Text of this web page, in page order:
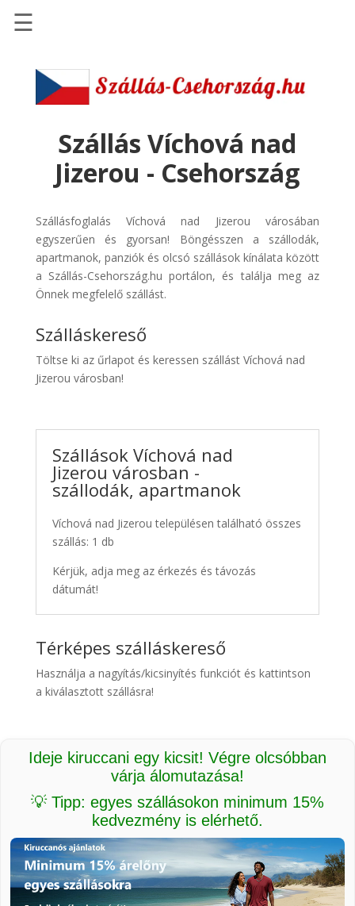
Szállások
Szállásinfo.eu
Repülőjegy
pénzvisszatérítéssel
Discover
Cars
Transzfer
Kiwi
Taxi
☰
Szállás Víchová nad
Jizerou - Csehország
Szállásfoglalás Víchová nad Jizerou városában
egyszerűen és gyorsan! Böngésszen a szállodák,
apartmanok, panziók és olcsó szállások kínálata között
a Szállás-Csehország.hu portálon, és találja meg az
Önnek megfelelő szállást.
Szálláskereső
Töltse ki az űrlapot és keressen szállást Víchová nad
Jizerou városban!
Szállások Víchová nad
Jizerou városban -
szállodák, apartmanok
Víchová nad Jizerou településen található összes
szállás: 1 db
Kérjük, adja meg az érkezés és távozás
dátumát!
Térképes szálláskereső
Használja a nagyítás/kicsinyítés funkciót és kattintson
a kiválasztott szállásra!
Ideje kiruccani egy kicsit! Végre olcsóbban
várja álomutazása!
💡 Tipp: egyes szállásokon minimum 15%
kedvezmény is elérhető.